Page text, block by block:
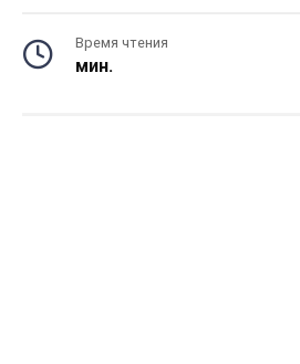
Время чтения
мин.